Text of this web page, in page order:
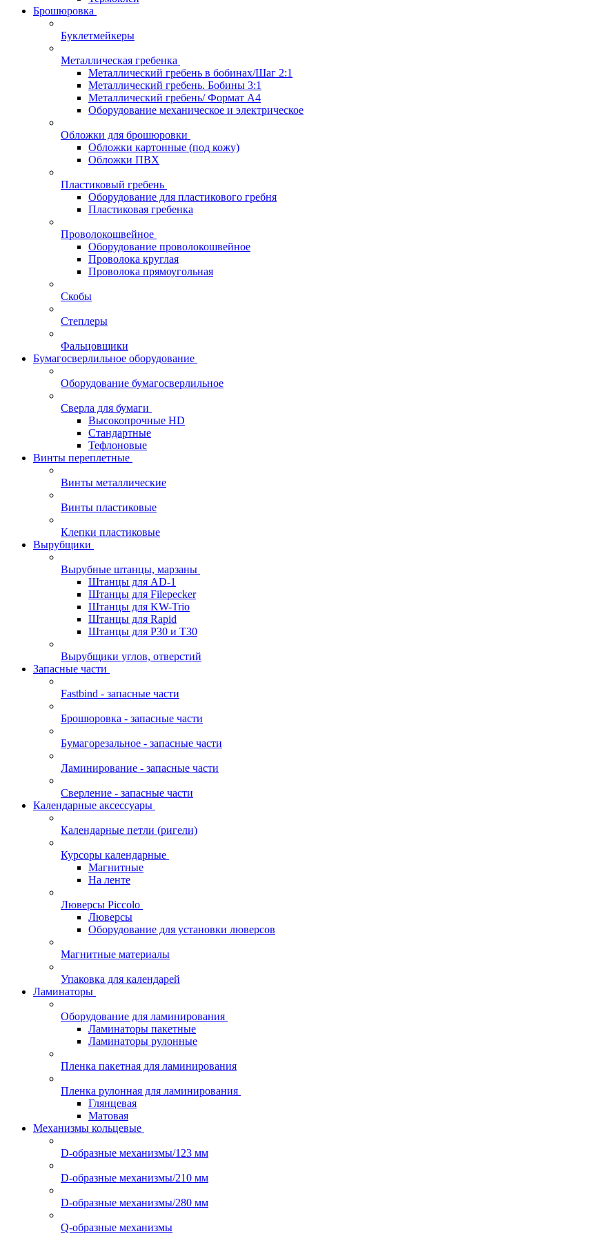
Брошюровка
Буклетмейкеры
Металлическая гребенка
Металлический гребень в бобинах/Шаг 2:1
Металлический гребень. Бобины 3:1
Металлический гребень/ Формат А4
Оборудование механическое и электрическое
Обложки для брошюровки
Обложки картонные (под кожу)
Обложки ПВХ
Пластиковый гребень
Оборудование для пластикового гребня
Пластиковая гребенка
Проволокошвейное
Оборудование проволокошвейное
Проволока круглая
Проволока прямоугольная
Скобы
Степлеры
Фальцовщики
Бумагосверлильное оборудование
Оборудование бумагосверлильное
Сверла для бумаги
Высокопрочные HD
Стандартные
Тефлоновые
Винты переплетные
Винты металлические
Винты пластиковые
Клепки пластиковые
Вырубщики
Вырубные штанцы, марзаны
Штанцы для AD-1
Штанцы для Filepecker
Штанцы для KW-Trio
Штанцы для Rapid
Штанцы для Р30 и Т30
Вырубщики углов, отверстий
Запасные части
Fastbind - запасные части
Брошюровка - запасные части
Бумагорезальное - запасные части
Ламинирование - запасные части
Сверление - запасные части
Календарные аксессуары
Календарные петли (ригели)
Курсоры календарные
Магнитные
На ленте
Люверсы Piccolo
Люверсы
Оборудование для установки люверсов
Магнитные материалы
Упаковка для календарей
Ламинаторы
Оборудование для ламинирования
Ламинаторы пакетные
Ламинаторы рулонные
Пленка пакетная для ламинирования
Пленка рулонная для ламинирования
Глянцевая
Матовая
Механизмы кольцевые
D-образные механизмы/123 мм
D-образные механизмы/210 мм
D-образные механизмы/280 мм
Q-образные механизмы